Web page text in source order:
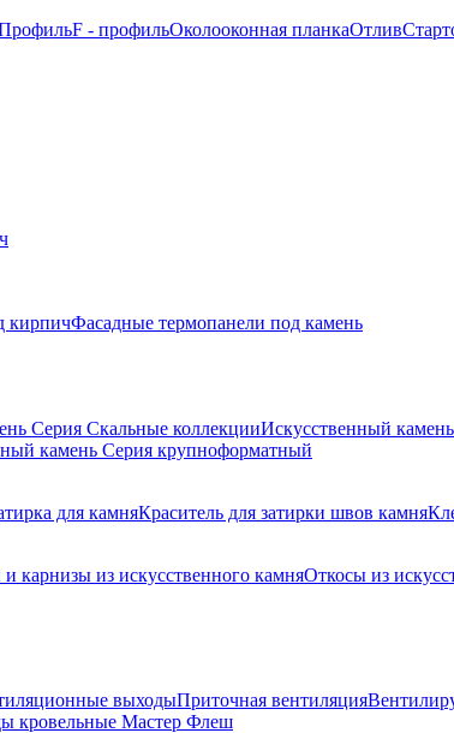
F - профильОколооконная планкаОтлив
кирпичФасадные термопанели под камень
Серия Скальные коллекцииИскусственный
камень Серия крупноформатный
для камняКраситель для затирки швов камня
карнизы из искусственного камняОткосы из
выходыПриточная вентиляция
кровельные Мастер Флеш